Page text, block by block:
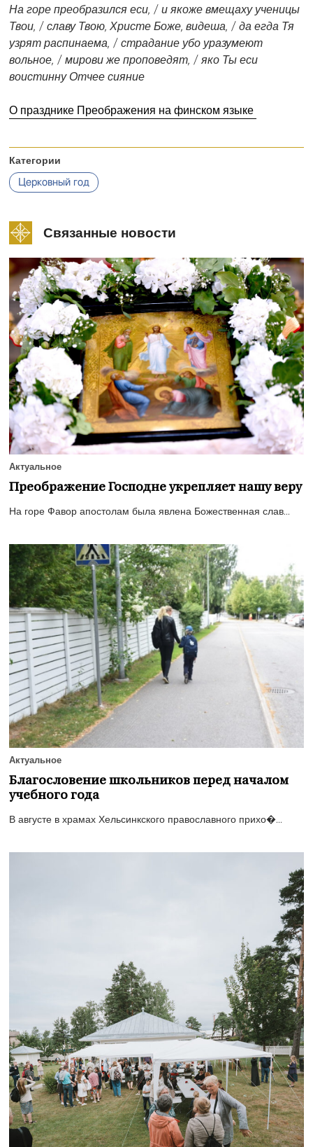
На горе преобразился еси, / и якоже вмещаху ученицы
Твои, / славу Твою, Христе Боже, видеша, / да егда Тя
узрят распинаема, / страдание убо уразумеют
вольное, / мирови же проповедят, / яко Ты еси
воистинну Отчее сияние
О празднике Преображения на финском языке
Категории
Церковный год
Связанные новости
Актуальное
Преображение Господне укрепляет нашу веру
На горе Фавор апостолам была явлена Божественная слав...
Актуальное
Благословение школьников перед началом
учебного года
В августе в храмах Хельсинкского православного прихо�...